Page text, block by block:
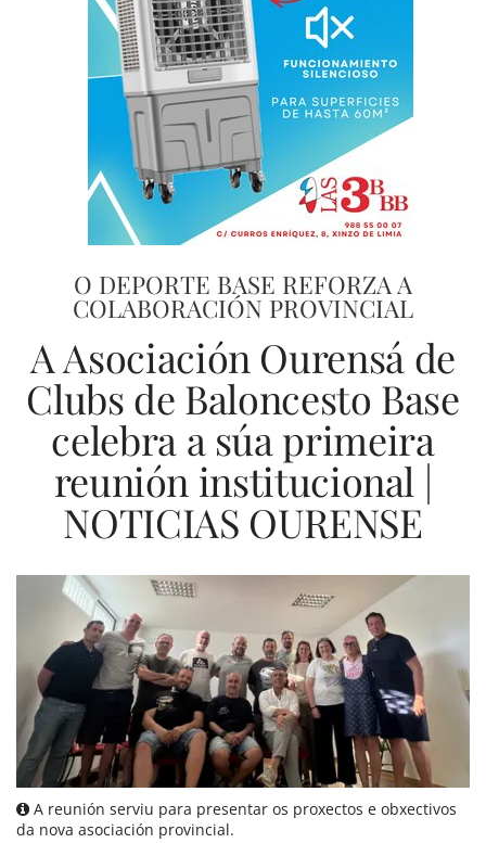
O DEPORTE BASE REFORZA A
COLABORACIÓN PROVINCIAL
A Asociación Ourensá de
Clubs de Baloncesto Base
celebra a súa primeira
reunión institucional |
NOTICIAS OURENSE
A reunión serviu para presentar os proxectos e obxectivos
da nova asociación provincial.